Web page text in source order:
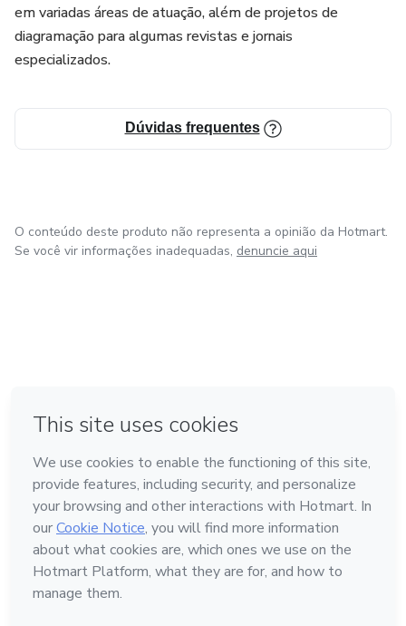
em variadas áreas de atuação, além de projetos de
diagramação para algumas revistas e jornais
especializados.
Dúvidas frequentes
O conteúdo deste produto não representa a opinião da Hotmart.
Se você vir informações inadequadas, denuncie aqui
Feito com ❤ em Bogotá
Conheça a Hotmart
Idioma
Português